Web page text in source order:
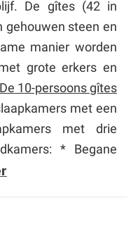
De gîtes (42 in
gehouwen steen en
manier worden
grote erkers en
De 10-persoons gîtes
met een
met drie
* Begane